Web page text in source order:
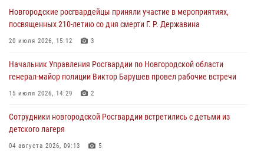
04 августа 2026, 09:13 5
Новгородские росгвардейцы за неделю осуществили 203 выезда на
04 августа 2026, 09:12 1
Радиоэфир программы "Новости дня" на радио "Радио53" от 30
центре подготовки личного состава Росгвардии.
30 июля 2026, 16:00
Новгородские росгвардейцы приняли участие в мероприятиях,
посвященных 210-летию со дня смерти Г. Р. Державина
20 июля 2026, 15:12 3
Начальник Управления Росгвардии по Новгородской области
генерал-майор полиции Виктор Барушев провел рабочие встречи
15 июля 2026, 14:29 2
Сотрудники новгородской Росгвардии встретились с детьми из
детского лагеря
04 августа 2026, 09:13 5